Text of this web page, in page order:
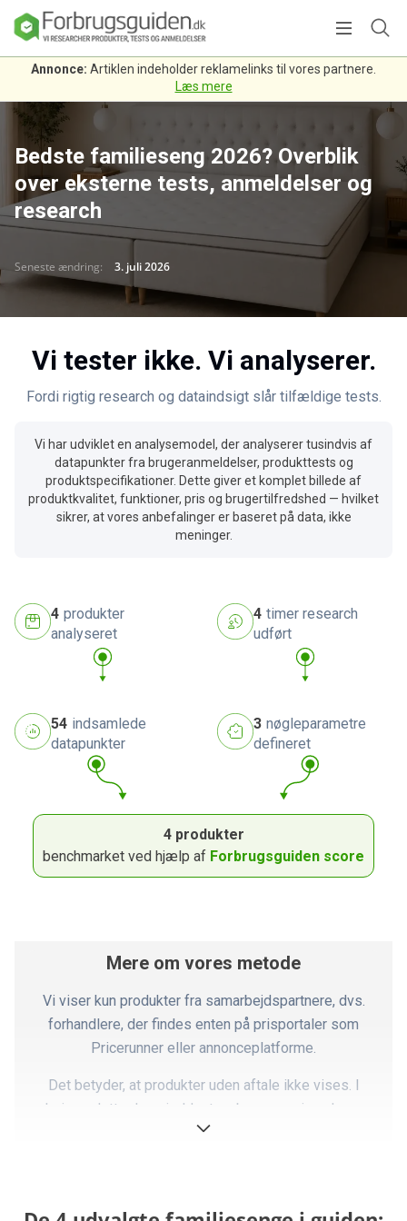
Annonce: Artiklen indeholder reklamelinks til vores partnere.
Læs mere
Bedste familieseng 2026? Overblik
over eksterne tests, anmeldelser og
research
Seneste ændring: 3. juli 2026
Vi tester ikke. Vi analyserer.
Fordi rigtig research og dataindsigt slår tilfældige tests.
Vi har udviklet en analysemodel, der analyserer tusindvis af
datapunkter fra brugeranmeldelser, produkttests og
produktspecifikationer. Dette giver et komplet billede af
produktkvalitet, funktioner, pris og brugertilfredshed — hvilket
sikrer, at vores anbefalinger er baseret på data, ikke
meninger.
4 produkter
analyseret
4 timer research
udført
54 indsamlede
datapunkter
3 nøgleparametre
defineret
4 produkter
benchmarket ved hjælp af Forbrugsguiden score
Mere om vores metode
Vi viser kun produkter fra samarbejdspartnere, dvs.
forhandlere, der findes enten på prisportaler som
Pricerunner eller annonceplatforme.
Det betyder, at produkter uden aftale ikke vises. I
praksis er dette dog sjældent en begrænsning, da vores
partnere dækker langt størstedelen af markedet.
forhold til produktets pris. Dette giver en kvantitativ